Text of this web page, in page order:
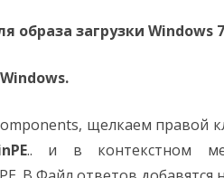
образа загрузки Windows 7
щелкаем правой
.. и в контекстном